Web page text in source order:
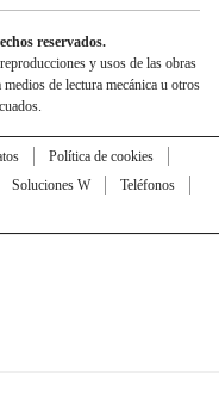
reservados.
y usos de las obras
de lectura mecánica u otros
Política de cookies
Soluciones W
Teléfonos